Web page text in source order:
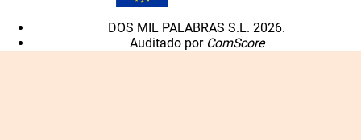
DOS MIL PALABRAS S.L. 2026.
Auditado por ComScore